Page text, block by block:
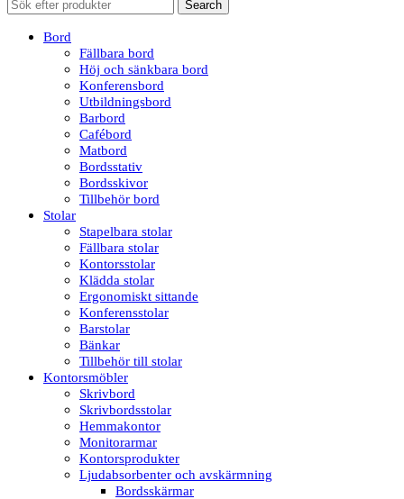
Search
Bord
Fällbara bord
Höj och sänkbara bord
Konferensbord
Utbildningsbord
Barbord
Cafébord
Matbord
Bordsstativ
Bordsskivor
Tillbehör bord
Stolar
Stapelbara stolar
Fällbara stolar
Kontorsstolar
Klädda stolar
Ergonomiskt sittande
Konferensstolar
Barstolar
Bänkar
Tillbehör till stolar
Kontorsmöbler
Skrivbord
Skrivbordsstolar
Hemmakontor
Monitorarmar
Kontorsprodukter
Ljudabsorbenter och avskärmning
Bordsskärmar